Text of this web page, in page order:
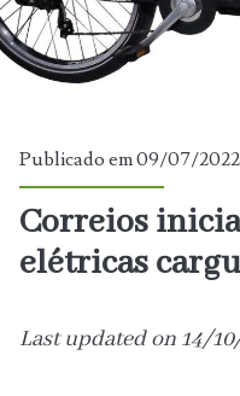
Publicado em 09/07/2022
Correios
elétricas
Last updated on 14/